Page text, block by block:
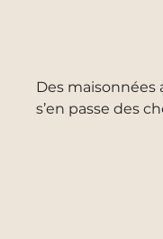
Des maisonnées
s’en passe des